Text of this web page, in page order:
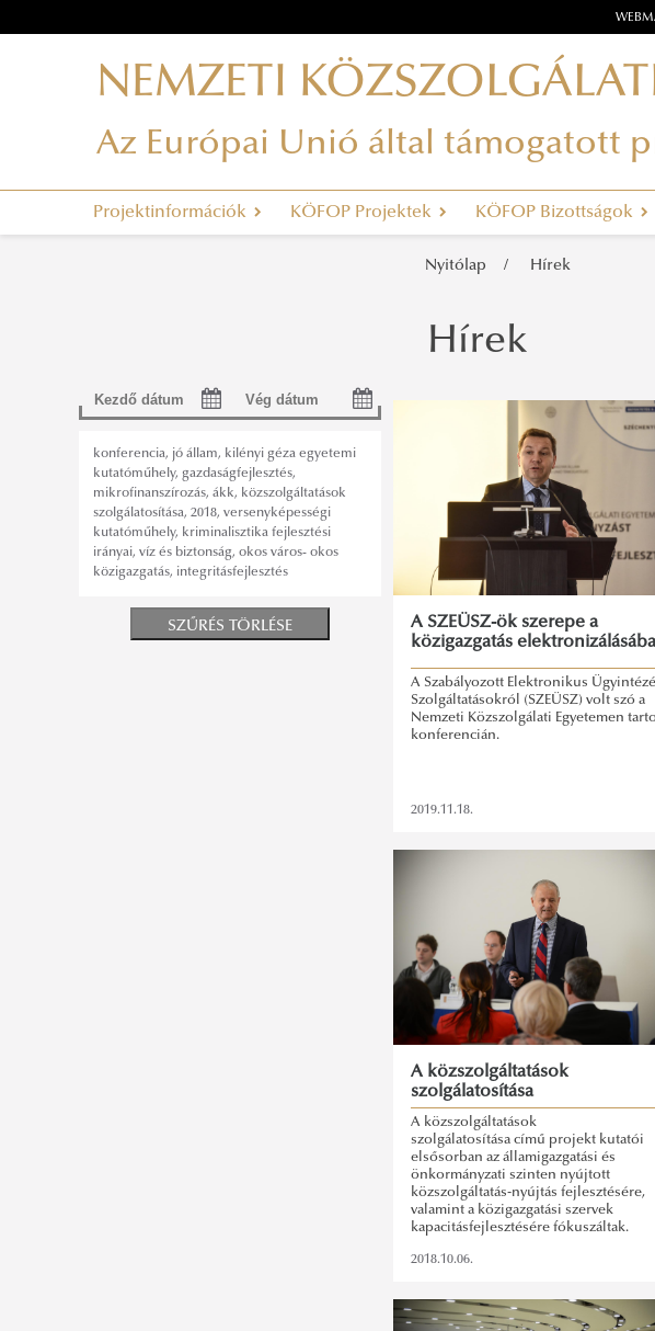
NEMZETI
Az Európai Unió által támogatott
Projektinformációk KÖFOP Projektek KÖFOP Bizottságok
Nyitólap Hírek
konferencia, jó állam, kilényi géza egyetemi
kutatóműhely, gazdaságfejlesztés,
mikrofinanszírozás, ákk, közszolgáltatások
szolgálatosítása, 2018, versenyképességi
kutatóműhely, kriminalisztika fejlesztési
irányai, víz és biztonság, okos város- okos
közigazgatás, integritásfejlesztés
SZŰRÉS TÖRLÉSE
Hírek
A SZEÜSZ-ök szerepe a
közigazgatás
A Szabályozott Elektronikus
Szolgáltatásokról (SZEÜSZ) volt szó a
Nemzeti Közszolgálati Egyetemen
konferencián.
2019.11.18.
A közszolgáltatások
szolgálatosítása
A közszolgáltatások
szolgálatosítása című projekt kutatói
elsősorban az államigazgatási és
önkormányzati szinten nyújtott
közszolgáltatás-nyújtás fejlesztésére,
valamint a közigazgatási szervek
kapacitásfejlesztésére fókuszáltak.
2018.10.06.